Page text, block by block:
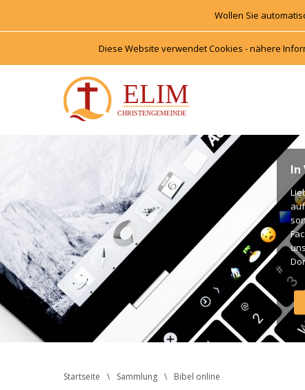
Wollen Sie
Diese Website verwendet Cookies - nähere
In
Startseite Sammlung Bibel online